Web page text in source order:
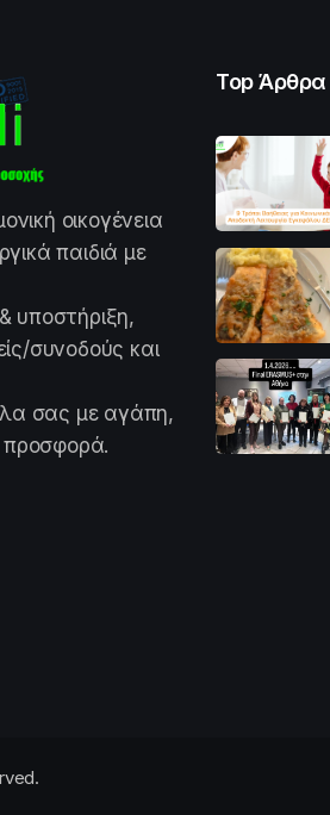
οικογένεια
παιδιά με
υποστήριξη,
συνοδούς και
σας με αγάπη,
προσφορά.
Top Άρθρα